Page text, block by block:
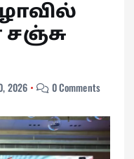
சஞ்சு
2026 0 Comments